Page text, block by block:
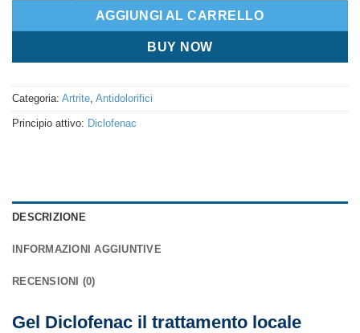
AGGIUNGI AL CARRELLO
BUY NOW
Categoria: Artrite Antidolorifici
Principio attivo: Diclofenac
DESCRIZIONE
INFORMAZIONI AGGIUNTIVE
RECENSIONI (0)
Gel Diclofenac il trattamento locale